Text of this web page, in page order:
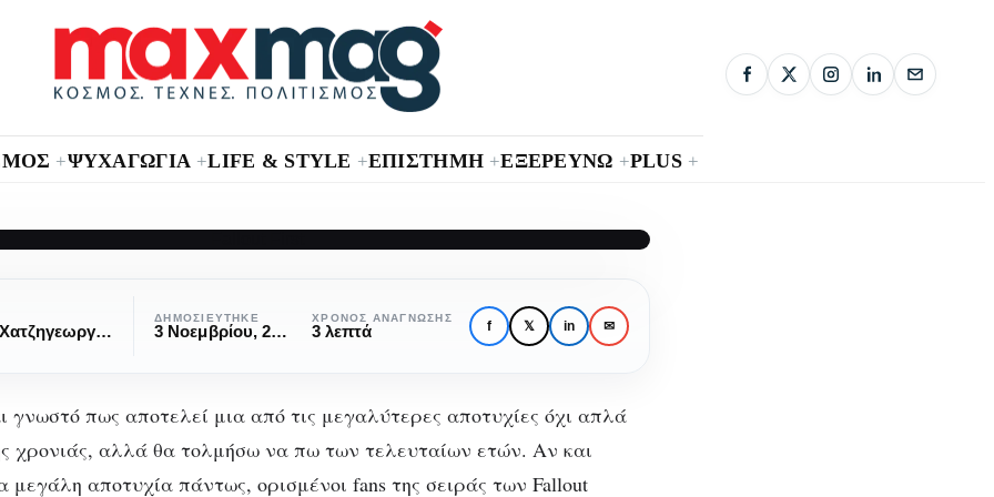
+ΨΥΧΑΓΩΓΙΑ +LIFE & STYLE +ΕΠΙΣΤΗΜΗ +ΕΞΕΡΕΥΝΩ +PLUS +
Fallout First είναι
για το gaming
Βασίλης Χατζηγεωργίου
ΔΗΜΟΣΙΕΎΤΗΚΕ
3 Νοεμβρίου, 2019
ΧΡΌΝΟΣ ΑΝΆΓΝΩΣΗΣ
3 λεπτά f 𝕏 in ✉
γνωστό πως αποτελεί μια από τις μεγαλύτερες αποτυχίες όχι απλά
χρονιάς, αλλά θα τολμήσω να πω των τελευταίων ετών. Αν και
μεγάλη αποτυχία πάντως, ορισμένοι fans της σειράς των Fallout